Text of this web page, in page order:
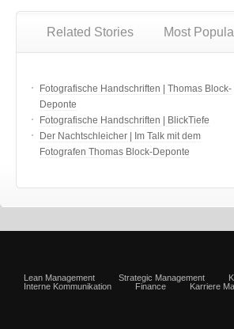
Related Stories Most
Fotografische Handschriften | Thomas Block-
Deponte
Fotografische Handschriften | BlickTiefe
Der Nachtschleicher | Im Talk mit dem
Fotografen Thomas Block-Deponte
Lean Management Strategic Management
Interne Kommunikation
Finance Karriere